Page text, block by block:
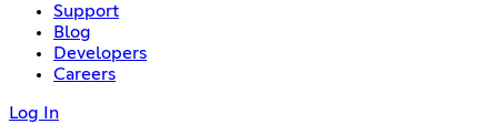
Support
Blog
Developers
Careers
Log In